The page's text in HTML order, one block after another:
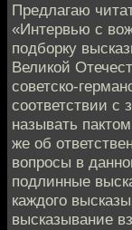
Предлагаю
«Интервью с
подборку
Великой
советско-
соответствии с
называть
же об
вопросы в
подлинные
каждого
высказывание